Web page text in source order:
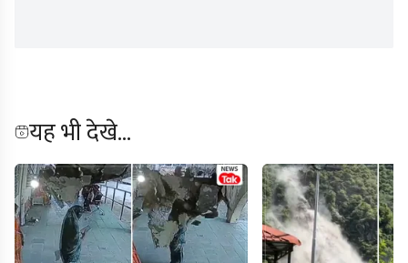
यह भी देखे...